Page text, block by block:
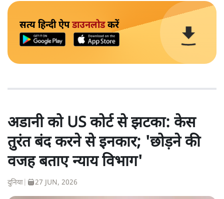
सत्य हिन्दी ऐपडाउनलोडकरें
अडानी को US कोर्ट से झटका: केस
तुरंत बंद करने से इनकार; 'छोड़ने की
वजह बताए न्याय विभाग'
दुनिया 27 JUN, 2026